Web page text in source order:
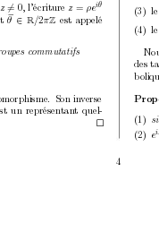
z= 0, l’écriture z = ρeiθ
θ ∈ R /2πZest appelé
oupes commutatifs
Son inverse
un représentant quel-
(3)
(4)
des
b
Prop
(1)
(2) e
4